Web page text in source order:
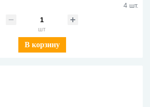
4 шт.
шт
В корзину